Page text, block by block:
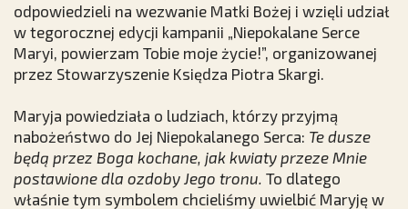
odpowiedzieli na wezwanie Matki Bożej i wzięli udział
w tegorocznej edycji kampanii „Niepokalane Serce
Maryi, powierzam Tobie moje życie!”, organizowanej
przez Stowarzyszenie Księdza Piotra Skargi.
Maryja powiedziała o ludziach, którzy przyjmą
nabożeństwo do Jej Niepokalanego Serca: Te dusze
będą przez Boga kochane, jak kwiaty przeze Mnie
postawione dla ozdoby Jego tronu. To dlatego
właśnie tym symbolem chcieliśmy uwielbić Maryję w